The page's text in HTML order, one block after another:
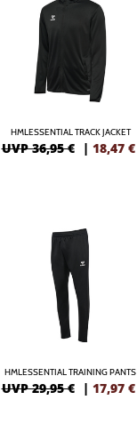
HMLESSENTIAL TRACK JACKET
UVP 36,95 € | 18,47 €
HMLESSENTIAL TRAINING PANTS
UVP 29,95 € | 17,97 €